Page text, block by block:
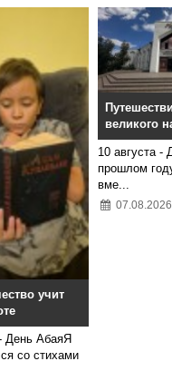
учит
День АбаяЯ
со стихами
великого
10 августа -
прошлом
вме...